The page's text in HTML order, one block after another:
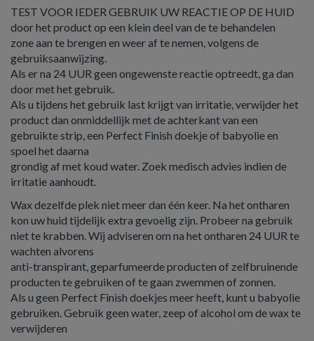
TEST VOOR IEDER GEBRUIK UW REACTIE OP DE HUID
door het product op een klein deel van de te behandelen
zone aan te brengen en weer af te nemen, volgens de
gebruiksaanwijzing.
Als er na 24 UUR geen ongewenste reactie optreedt, ga dan
door met het gebruik.
Als u tijdens het gebruik last krijgt van irritatie, verwijder het
product dan onmiddellijk met de achterkant van een
gebruikte strip, een Perfect Finish doekje of babyolie en
spoel het daarna
grondig af met koud water. Zoek medisch advies indien de
irritatie aanhoudt.
Wax dezelfde plek niet meer dan één keer. Na het ontharen
kon uw huid tijdelijk extra gevoelig zijn. Probeer na gebruik
niet te krabben. Wij adviseren om na het ontharen 24 UUR te
wachten alvorens
anti-transpirant, geparfumeerde producten of zelfbruinende
producten te gebruiken of te gaan zwemmen of zonnen.
Als u geen Perfect Finish doekjes meer heeft, kunt u babyolie
gebruiken. Gebruik geen water, zeep of alcohol om de wax te
verwijderen